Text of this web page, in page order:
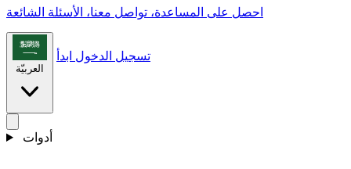
احصل على المساعدة، تواصل معنا، الأسئلة الشائعة
العربيّة
تسجيل الدخول ابدأ
أدوات